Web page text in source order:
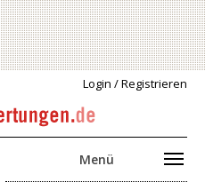
Login / Registrieren
Menü